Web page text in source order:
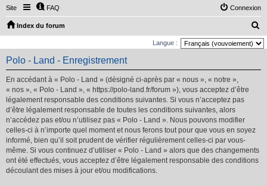
Site FAQ Connexion
Index du forum
e
Langue :
Polo - Land - Enregistrement
En accédant à « Polo - Land » (désigné ci-après par « nous », « notre »,
« nos », « Polo - Land », « https://polo-land.fr/forum »), vous acceptez d’être
légalement responsable des conditions suivantes. Si vous n’acceptez pas
d’être légalement responsable de toutes les conditions suivantes, alors
n’accédez pas et/ou n’utilisez pas « Polo - Land ». Nous pouvons modifier
celles-ci à n’importe quel moment et nous ferons tout pour que vous en soyez
informé, bien qu’il soit prudent de vérifier régulièrement celles-ci par vous-
même. Si vous continuez d’utiliser « Polo - Land » alors que des changements
ont été effectués, vous acceptez d’être légalement responsable des conditions
découlant des mises à jour et/ou modifications.